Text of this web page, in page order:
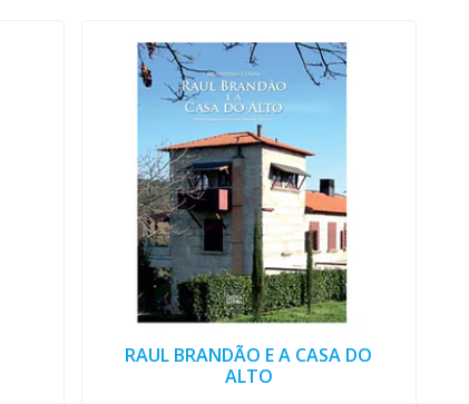
RAUL BRANDÃO E A CASA DO
ALTO